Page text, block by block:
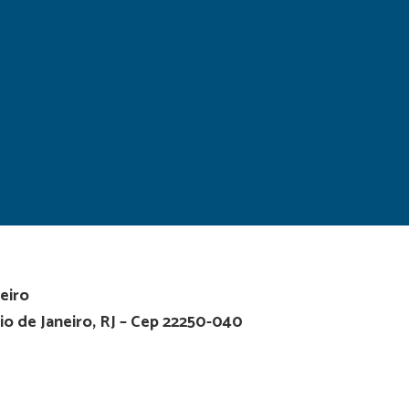
de Janeiro, RJ – Cep 22250-040